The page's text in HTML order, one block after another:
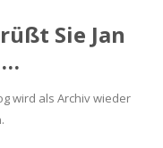
Sie Jan
…
wird als Archiv wieder